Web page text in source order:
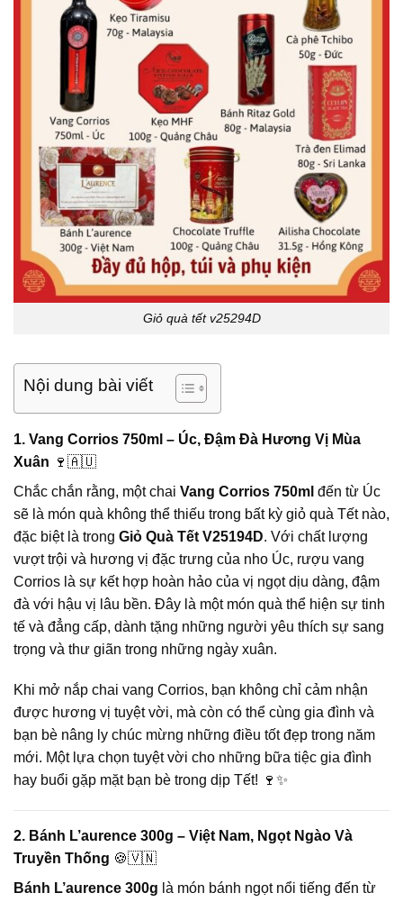
Giỏ quà tết v25294D
Nội dung bài viết
1. Vang Corrios 750ml – Úc, Đậm Đà Hương Vị Mùa
Xuân 🍷🇦🇺
Chắc chắn rằng, một chai Vang Corrios 750ml đến từ Úc
sẽ là món quà không thể thiếu trong bất kỳ giỏ quà Tết nào,
đặc biệt là trong Giỏ Quà Tết V25194D. Với chất lượng
vượt trội và hương vị đặc trưng của nho Úc, rượu vang
Corrios là sự kết hợp hoàn hảo của vị ngọt dịu dàng, đậm
đà với hậu vị lâu bền. Đây là một món quà thể hiện sự tinh
tế và đẳng cấp, dành tặng những người yêu thích sự sang
trọng và thư giãn trong những ngày xuân.
Khi mở nắp chai vang Corrios, bạn không chỉ cảm nhận
được hương vị tuyệt vời, mà còn có thể cùng gia đình và
bạn bè nâng ly chúc mừng những điều tốt đẹp trong năm
mới. Một lựa chọn tuyệt vời cho những bữa tiệc gia đình
hay buổi gặp mặt bạn bè trong dịp Tết! 🍷✨
2. Bánh L’aurence 300g – Việt Nam, Ngọt Ngào Và
Truyền Thống 🍪🇻🇳
Bánh L’aurence 300g là món bánh ngọt nổi tiếng đến từ